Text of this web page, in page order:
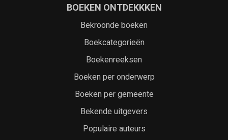
BOEKEN ONTDEKKKEN
Bekroonde boeken
Boekcategorieën
Boekenreeksen
Boeken per onderwerp
Boeken per gemeente
Bekende uitgevers
Populaire auteurs